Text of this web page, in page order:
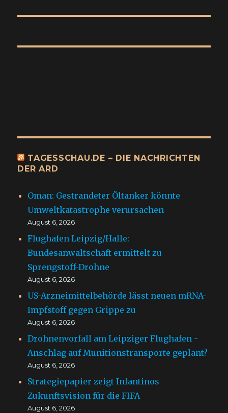
TAGESSCHAU.DE – DIE NACHRICHTEN
DER ARD
Oman: Gestrandeter Öltanker könnte
Umweltkatastrophe verursachen
August 6, 2026
Flughafen Leipzig/Halle:
Bundesanwaltschaft ermittelt zu
Sprengstoff-Drohne
August 6, 2026
US-Arzneimittelbehörde lässt neuen mRNA-
Impfstoff gegen Grippe zu
August 6, 2026
Drohnenvorfall am Leipziger Flughafen -
Anschlag auf Munitionstransporte geplant?
August 6, 2026
Strategiepapier zeigt Infantinos
Zukunftsvision für die FIFA
August 6, 2026